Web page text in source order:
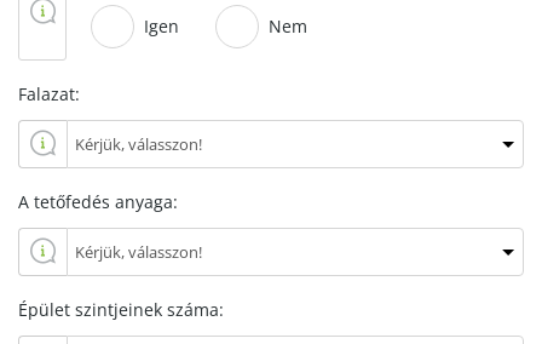
Igen Nem
Falazat:
A tetőfedés anyaga:
Épület szintjeinek száma: